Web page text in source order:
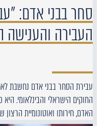
סחר בבני אדם:
העבירה
עבירת הסחר בבני אדם נחשבת
החוקים הישראלי והבינלאומי.
האדם, חירותו ואוטונומיית